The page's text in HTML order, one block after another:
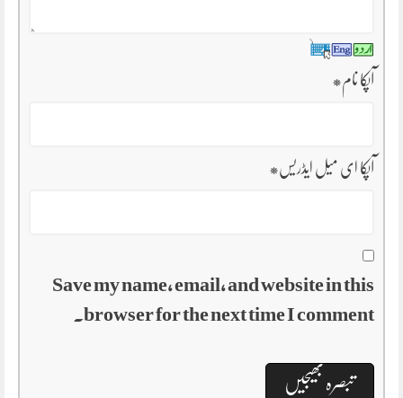
آپکا نام*
آپکا ای میل ایڈریس*
Save my name, email, and website in this
browser for the next time I comment.